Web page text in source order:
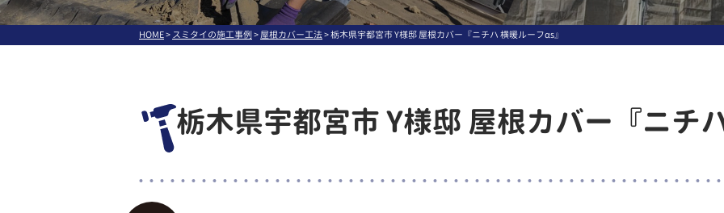
HOME>スミタイの施工事例>屋根カバー工法>栃木県宇都宮市 Y様邸 屋根カバー『ニチハ 横暖ルーフαs』
栃木県宇都宮市 Y様邸 屋根カバー『ニチ